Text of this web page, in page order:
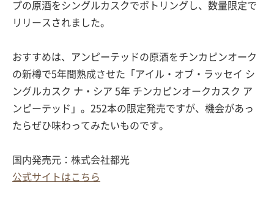
プの原酒をシングルカスクでボトリングし、数量限定で
リリースされました。
おすすめは、アンピーテッドの原酒をチンカピンオーク
の新樽で5年間熟成させた「アイル・オブ・ラッセイ シ
ングルカスク ナ・シア 5年 チンカピンオークカスク ア
ンピーテッド」。252本の限定発売ですが、機会があっ
たらぜひ味わってみたいものです。
国内発売元：株式会社都光
公式サイトはこちら